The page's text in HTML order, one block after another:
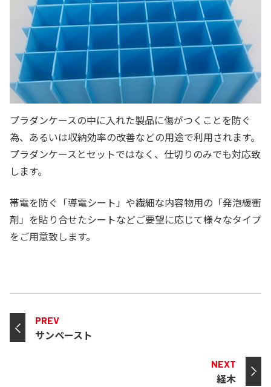
プラダンケースの中に入れた製品に傷がつくことを防ぐ
為、あるいは収納効率の改善などの用途で利用されます。
プラダンケースとセットではなく、仕切りのみでも対応致
します。
帯電を防ぐ「導電シート」や繊細な内容物用の「発泡緩衝
剤」を貼り合せたシートなどご要望に応じて様々なタイプ
をご用意致します。
PREV
サンペースト
NEXT
経木